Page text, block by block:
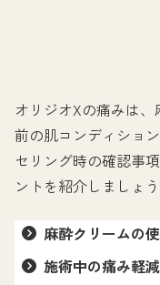
オリジオXの痛みは
前の肌コンディショ
セリング時の確認事
ントを紹介しましょう
麻酔クリームの
施術中の痛み軽